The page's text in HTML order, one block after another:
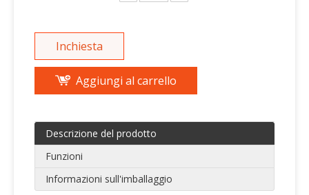
Inchiesta
Aggiungi al carrello
Descrizione del prodotto
Funzioni
Informazioni sull'imballaggio